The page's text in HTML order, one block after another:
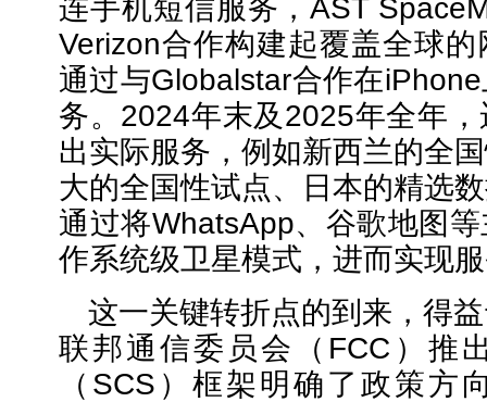
连手机短信服务，AST
Verizon合作构建起覆盖全球
通过与Globalstar合作在
务。2024年末及2025年全年
出实际服务，例如新西兰的全
大的全国性试点、日本的精选
通过将WhatsApp、谷歌地图
作系统级卫星模式，进而实现
这一关键转折点的到来，得
联邦通信委员会（FCC）推
（SCS）框架明确了政策方